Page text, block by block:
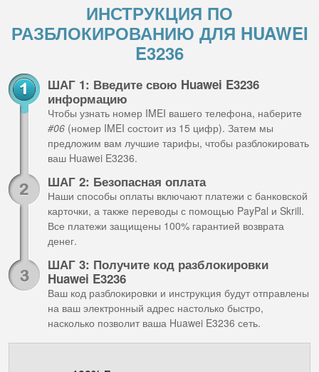
ИНСТРУКЦИЯ ПО
РАЗБЛОКИРОВАНИЮ ДЛЯ HUAWEI
E3236
ШАГ 1: Введите свою Huawei E3236
информацию
Чтобы узнать номер IMEI вашего телефона, наберите
#06 (номер IMEI состоит из 15 цифр). Затем мы
предложим вам лучшие тарифы, чтобы разблокировать
ваш Huawei E3236.
ШАГ 2: Безопасная оплата
Наши способы оплаты включают платежи с банковской
карточки, а также переводы с помощью PayPal и Skrill.
Все платежи защищены 100% гарантией возврата
денег.
ШАГ 3: Получите код разблокировки
Huawei E3236
Ваш код разблокировки и инструкция будут отправлены
на ваш электронный адрес настолько быстро,
насколько позволит ваша Huawei E3236 сеть.